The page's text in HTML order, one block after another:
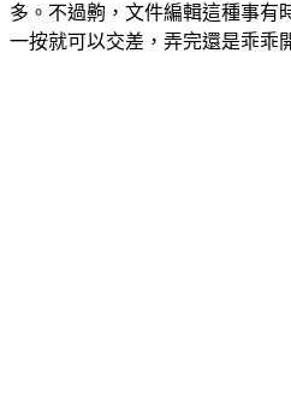
多。不過齁，文件編輯這種事有
一按就可以交差，弄完還是乖乖